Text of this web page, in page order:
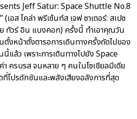
Jeff Satur: Space Shuttle No.8
อส โคล่า พรีเซ้นท์ส เจฟ ซาเตอร์: สเปซ
ย ทัวร์ อิน แบงคอก) ครั้งนี้ ทำเอาคุณวัน
ตั้งหน้าตั้งตารอการเดินทางครั้งถัดไปของ
แล้ว เพราะการเดินทางไปยัง Space
ครบรส จนหลาย ๆ คนในโซเชียลมีเดีย
โปรดักชันและพลังเสียงอลังการที่สุด